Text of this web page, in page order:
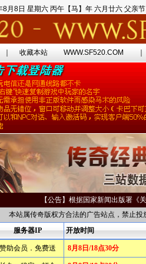
8月8日 星期六 丙午【马】年 六月廿六 父亲节